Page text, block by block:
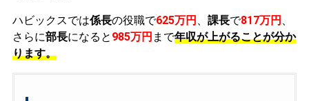
ハビックスでは係長の役職で625万円 課長で817万円
さらに部長になると 985万円 まで年収が上がることが分か
ります。